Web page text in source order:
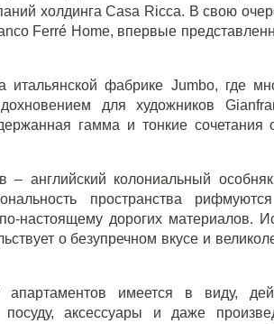
холдинга Casa Ricca. В свою
Ferré Home, впервые
итальянской фабрике Jumbo, где
для художников
гамма и тонкие сочетания
английский колониальный
пространства
настоящему дорогих материалов.
о безупречном вкусе и
имеется в виду,
аксессуары и даже